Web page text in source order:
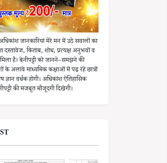
जानकारियां मेरे मन में उठे सवालों का
किताब, शोध, प्रत्यक्ष अनुभवों व
है। बेनीपट्टी को जानने–समझने की
के अलावे माध्यमिक कक्षाओं में पढ़ रहे छात्रों
वर्धक होगी। अधिकांश ऐतिहासिक
की मजबूत मौजूदगी दिखेगी।